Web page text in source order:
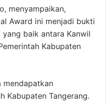
menyampaikan,
Award ini menjadi bukti
baik antara Kanwil
Kabupaten
mendapatkan
Kabupaten Tangerang.